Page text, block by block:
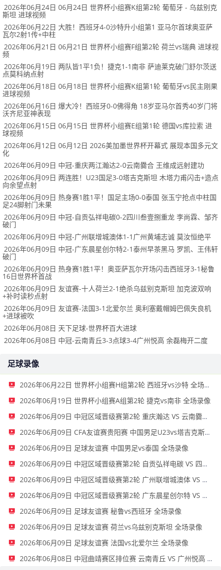
2026年06月24日 06月24日 世界杯小组赛K组第2轮 葡萄牙 - 乌兹别克
斯坦 进球视频
2026年06月22日 大胜！西班牙4-0沙特升小组第1 亚马尔首球奥亚萨
瓦尔2射1传+中柱
2026年06月21日 06月21日 世界杯小组赛F组第2轮 荷兰vs瑞典 进球视
频
2026年06月19日 两队皆1平1负！捷克1-1南非 萨迪莱克破门舒尔茨送
点莫科纳点射
2026年06月18日 06月18日 世界杯小组赛K组第1轮 葡萄牙vs民主刚果
进球视频
2026年06月16日 爆大冷！西班牙0-0佛得角 18岁亚马尔首秀40岁门将
沃齐尼亚神表现
2026年06月15日 06月15日 世界杯小组赛E组第1轮 德国vs库拉索 进
球视频
2026年06月12日 06月12日 2026美加墨世界杯开幕式 展现本国多元文
化
2026年06月09日 中冠-重庆两江瀚达2-0云南爨合 王维成远射建功
2026年06月09日 两连胜！U23国足3-0塔吉克斯坦 木塔力甫闪击+造点
向余望点射
2026年06月09日 热身赛1胜1平！国足主场0-0泰国 张玉宁抢点中柱国
足24脚射门未果
2026年06月09日 中冠-自贡弘祥电碳0-2四川叁壹捌重龙 李尚霖、邹齐
破门
2026年06月09日 中冠-广州联增城澳体1-1广州黄埔志诚 莫汝恒绝平
2026年06月09日 中冠-广东晨星创尔特2-1泰州早茶黑马 罗凯、王伟轩
破门
2026年06月09日 热身赛1胜1平！奥亚萨瓦尔开场闪击西班牙3-1秘鲁
16日世界杯首战
2026年06月09日 友谊赛-十人荷兰2-1绝杀乌兹别克斯坦 加克波双响
+补时读秒点射
2026年06月09日 友谊赛-法国3-1北爱尔兰 奥利塞戴帽姆巴佩失良机
+进球被吹
2026年06月08日 天下足球-世界杯百大进球
2026年06月08日 中冠-云南青丘3-3点球3-4广州悦高 余磊梅开二度
足球录像
2026年06月22日 世界杯小组赛H组第2轮 西班牙vs沙特 全场录像
2026年06月19日 世界杯小组赛A组第2轮 捷克vs南非 全场录像
2026年06月09日 中冠区域晋级赛第2轮 重庆瀚达 VS 云南爨合 全场录像
2026年06月09日 CFA友谊赛贵阳赛 中国男足U23vs塔吉克斯坦U23 全场录像
2026年06月09日 足球友谊赛 中国男足vs泰国 全场录像
2026年06月09日 中冠区域晋级赛第2轮 自贡弘祥电碳 VS 四川叁壹捌重龙 全场录像
2026年06月09日 中冠区域晋级赛第2轮 广州联增城澳体 VS 广州黄埔志诚 全场录像
2026年06月09日 中冠区域晋级赛第2轮 广东晨星创尔特 VS 泰州早茶黑马 全场录像
2026年06月09日 足球友谊赛 秘鲁vs西班牙 全场录像
2026年06月09日 足球友谊赛 荷兰vs乌兹别克斯坦 全场录像
2026年06月09日 足球友谊赛 法国vs北爱尔兰 全场录像
2026年06月08日 中冠曲靖赛区排位赛 云南青丘 VS 广州悦高 全场录像